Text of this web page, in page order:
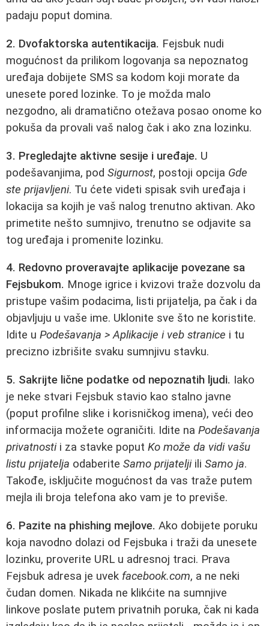
padaju poput domina.
2. Dvofaktorska autentikacija. Fejsbuk nudi
mogućnost da prilikom logovanja sa nepoznatog
uređaja dobijete SMS sa kodom koji morate da
unesete pored lozinke. To je možda malo
nezgodno, ali dramatično otežava posao onome ko
pokuša da provali vaš nalog čak i ako zna lozinku.
3. Pregledajte aktivne sesije i uređaje. U
podešavanjima, pod Sigurnost, postoji opcija Gde
ste prijavljeni. Tu ćete videti spisak svih uređaja i
lokacija sa kojih je vaš nalog trenutno aktivan. Ako
primetite nešto sumnjivo, trenutno se odjavite sa
tog uređaja i promenite lozinku.
4. Redovno proveravajte aplikacije povezane sa
Fejsbukom. Mnoge igrice i kvizovi traže dozvolu da
pristupe vašim podacima, listi prijatelja, pa čak i da
objavljuju u vaše ime. Uklonite sve što ne koristite.
Idite u Podešavanja > Aplikacije i veb stranice i tu
precizno izbrišite svaku sumnjivu stavku.
5. Sakrijte lične podatke od nepoznatih ljudi. Iako
je neke stvari Fejsbuk stavio kao stalno javne
(poput profilne slike i korisničkog imena), veći deo
informacija možete ograničiti. Idite na Podešavanja
privatnostii za stavke poput Ko može da vidi vašu
listu prijatelja odaberite Samo prijateljiili Samo ja.
Takođe, isključite mogućnost da vas traže putem
mejla ili broja telefona ako vam je to previše.
6. Pazite na phishing mejlove. Ako dobijete poruku
koja navodno dolazi od Fejsbuka i traži da unesete
lozinku, proverite URL u adresnoj traci. Prava
Fejsbuk adresa je uvek facebook.com, a ne neki
čudan domen. Nikada ne klikćite na sumnjive
linkove poslate putem privatnih poruka, čak ni kada